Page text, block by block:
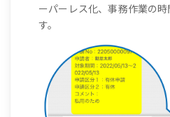
ーパーレス化、事務作業の
す。